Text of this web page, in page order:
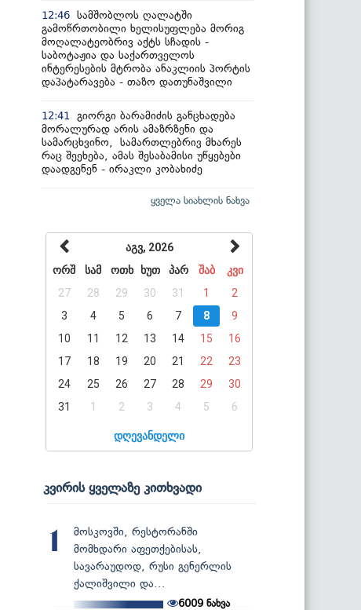
12:46 სამშობლოს ღალატში
გამოწრთობილი ხელისუფლება მორიგ
მოღალატეობრივ აქტს სჩადის -
საბოტაჟია და საქართველოს
ინტერესების მტრობა ანაკლიის პორტის
დაპატარავება - თაზო დათუნაშვილი
12:41
გიორგი ბარამიძის განცხადება
მორალურად არის ამაზრზენი და
სამარცხვინო, სამართლებრივ მხარეს
რაც შეეხება, ამას შესაბამისი უწყებები
დაადგენენ - ირაკლი კობახიძე
ყველა სიახლის ნახვა
აგვ, 2026
ორშ
სამ ოთხ ხუთ პარ შაბ
კვი
27
28 29 30 31 1
2
3
4 5 6 7 8
9
10
11 12 13 14 15
16
17
18 19 20 21 22
23
24
25 26 27 28 29
30
31
1 2 3 4 5 6
დღევანდელი
კვირის ყველაზე კითხვადი
1
მოსკოვში, რესტორანში
მომხდარი აფეთქებისას,
სავარაუდოდ, რუსი გენერლის
ქალიშვილი და...
6009 ნახვა